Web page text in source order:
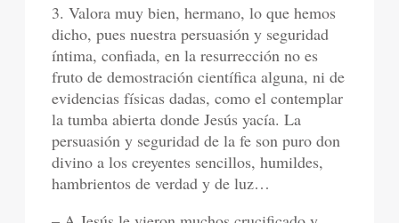
3. Valora muy bien, hermano, lo que hemos
dicho, pues nuestra persuasión y seguridad
íntima, confiada, en la resurrección no es
fruto de demostración científica alguna, ni de
evidencias físicas dadas, como el contemplar
la tumba abierta donde Jesús yacía. La
persuasión y seguridad de la fe son puro don
divino a los creyentes sencillos, humildes,
hambrientos de verdad y de luz…